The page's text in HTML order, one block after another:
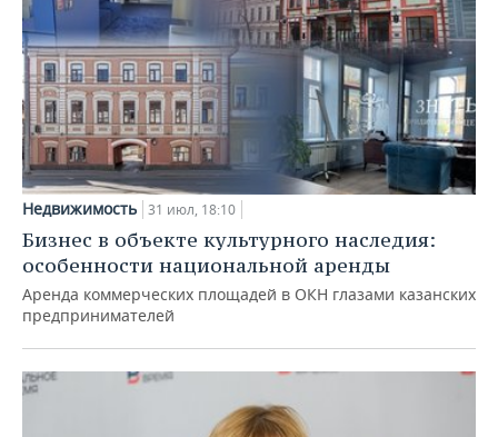
Недвижимость 31 июл, 18:10
Бизнес в объекте культурного наследия:
особенности национальной аренды
Аренда коммерческих площадей в ОКН глазами казанских
предпринимателей